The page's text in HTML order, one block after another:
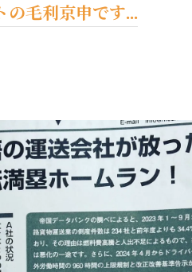
の毛利京申です...